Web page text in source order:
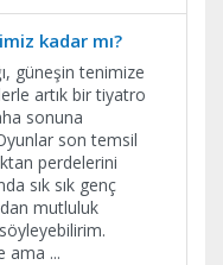
kadar mı?
güneşin tenimize
artık bir tiyatro
sonuna
son temsil
perdelerini
sık sık genç
mutluluk
ama ...